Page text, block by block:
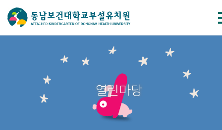
열린마당